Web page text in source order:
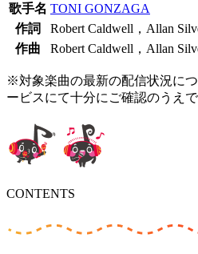
歌手名 TONI GONZAGA
作詞
Robert Caldwell，Allan
作曲
Robert Caldwell，Allan
※対象楽曲の最新の配信状況に
ービスにて十分にご確認のうえ
CONTENTS